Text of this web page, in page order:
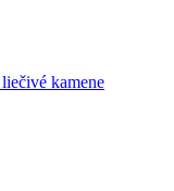
kamene